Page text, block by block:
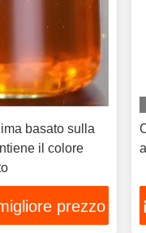
basato sulla
il colore
prezzo